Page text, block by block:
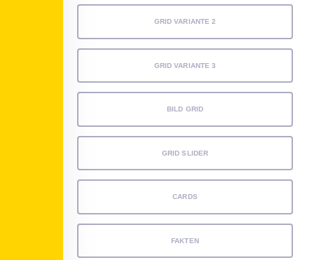
GRID VARIANTE 2
GRID VARIANTE 3
BILD GRID
GRID SLIDER
CARDS
FAKTEN